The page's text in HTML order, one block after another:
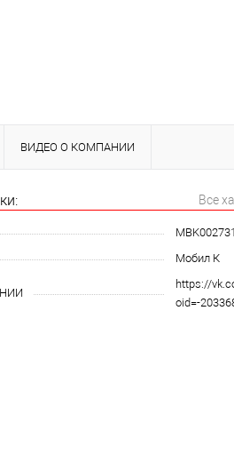
ВИДЕО О КОМПАНИИ
Все
Мобил К
https://
oid=-